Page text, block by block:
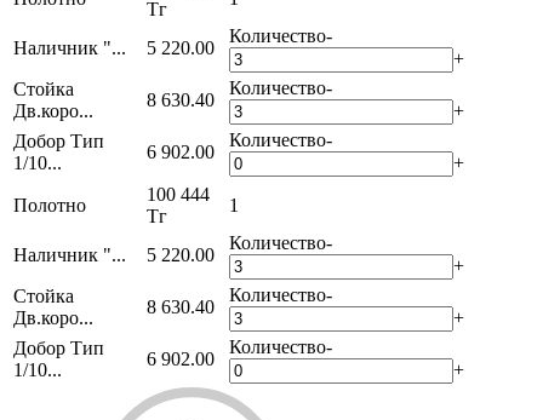
Тг
Наличник "... 5 220.00
Количество-
+
Стойка
Дв.коро...
8 630.40
Количество-
+
Добор Тип
1/10...
6 902.00
Количество-
+
Полотно
100 444
Тг
1
Наличник "... 5 220.00
Количество-
+
Стойка
Дв.коро...
8 630.40
Количество-
+
Добор Тип
1/10...
6 902.00
Количество-
+